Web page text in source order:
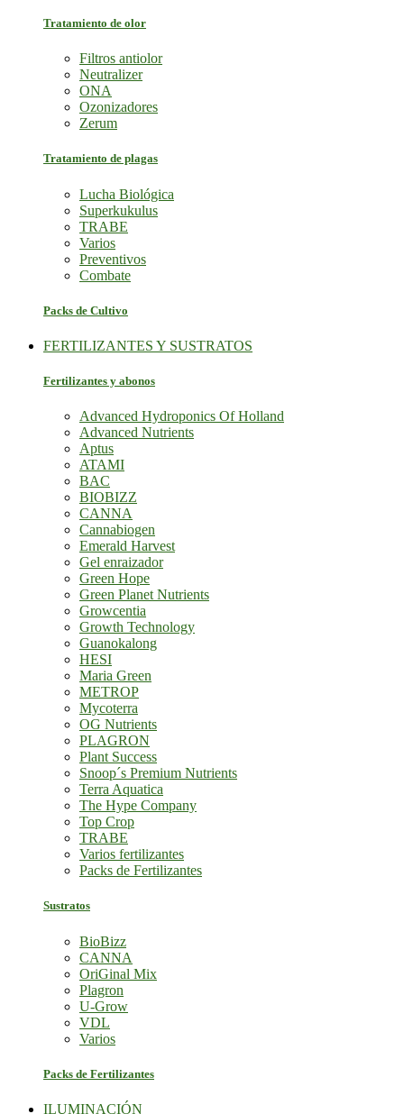
Tratamiento de olor
Filtros antiolor
Neutralizer
ONA
Ozonizadores
Zerum
Tratamiento de plagas
Lucha Biológica
Superkukulus
TRABE
Varios
Preventivos
Combate
Packs de Cultivo
FERTILIZANTES Y SUSTRATOS
Fertilizantes y abonos
Advanced Hydroponics Of Holland
Advanced Nutrients
Aptus
ATAMI
BAC
BIOBIZZ
CANNA
Cannabiogen
Emerald Harvest
Gel enraizador
Green Hope
Green Planet Nutrients
Growcentia
Growth Technology
Guanokalong
HESI
Maria Green
METROP
Mycoterra
OG Nutrients
PLAGRON
Plant Success
Snoop´s Premium Nutrients
Terra Aquatica
The Hype Company
Top Crop
TRABE
Varios fertilizantes
Packs de Fertilizantes
Sustratos
BioBizz
CANNA
OriGinal Mix
Plagron
U-Grow
VDL
Varios
Packs de Fertilizantes
ILUMINACIÓN